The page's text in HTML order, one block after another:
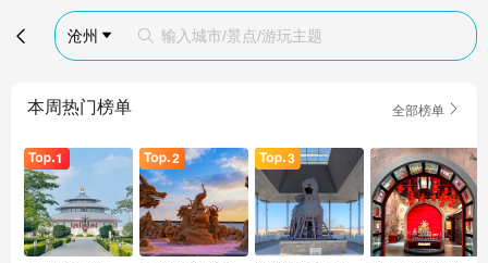
 沧州   输入城市/景点/游玩主题
本周热门榜单 全部榜单 